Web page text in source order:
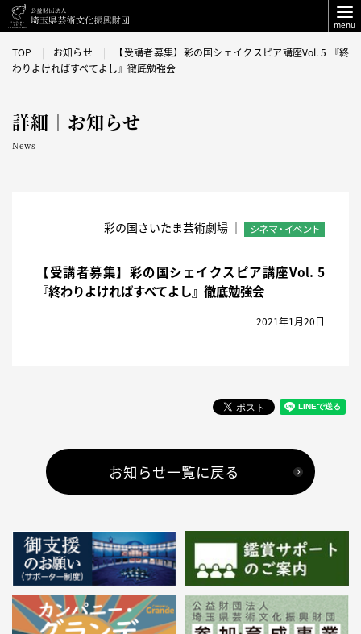
menu
TOP お知らせ
【受講者募集】彩の国シェイクスピア講座Vol. 5 『終
わりよければすべてよし』徹底勉強会
詳細｜お知らせ
News
彩の国さいたま芸術劇場 ｜
【受講者募集】彩の国シェイクスピア講座Vol. 5
『終わりよければすべてよし』徹底勉強会
2021年1月20日
お知らせ一覧に戻る